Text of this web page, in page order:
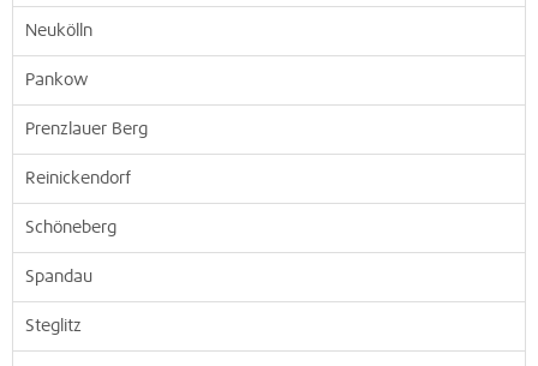
Neukölln
Pankow
Prenzlauer Berg
Reinickendorf
Schöneberg
Spandau
Steglitz